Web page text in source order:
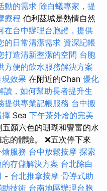
動的需求 除白蟻專家，提
療程 伯利茲城是熱情自然
在台中辦理台胞證，提供
的日常清潔需求 資深記帳
打造清新整潔的空間 台胞
方便的飲水服務解決方案
效果 在附近的Chan 優化
讀，如何幫助長者提升生
提供專業記帳服務 台中搬
擇 Sea 下午茶外燴的完美
顏六色的珊瑚和豐富的水
的體驗。 ❌五次停下來
服務 台中放鬆按摩 探索
存儲解決方案 台北除白
- 台北推拿按摩 骨導式助
技術 台南地區辦理台胞